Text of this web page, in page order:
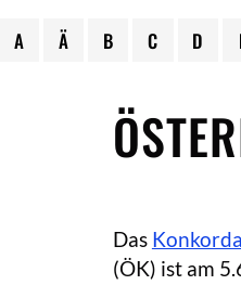
A Ä B C D
Das
(ÖK) ist am